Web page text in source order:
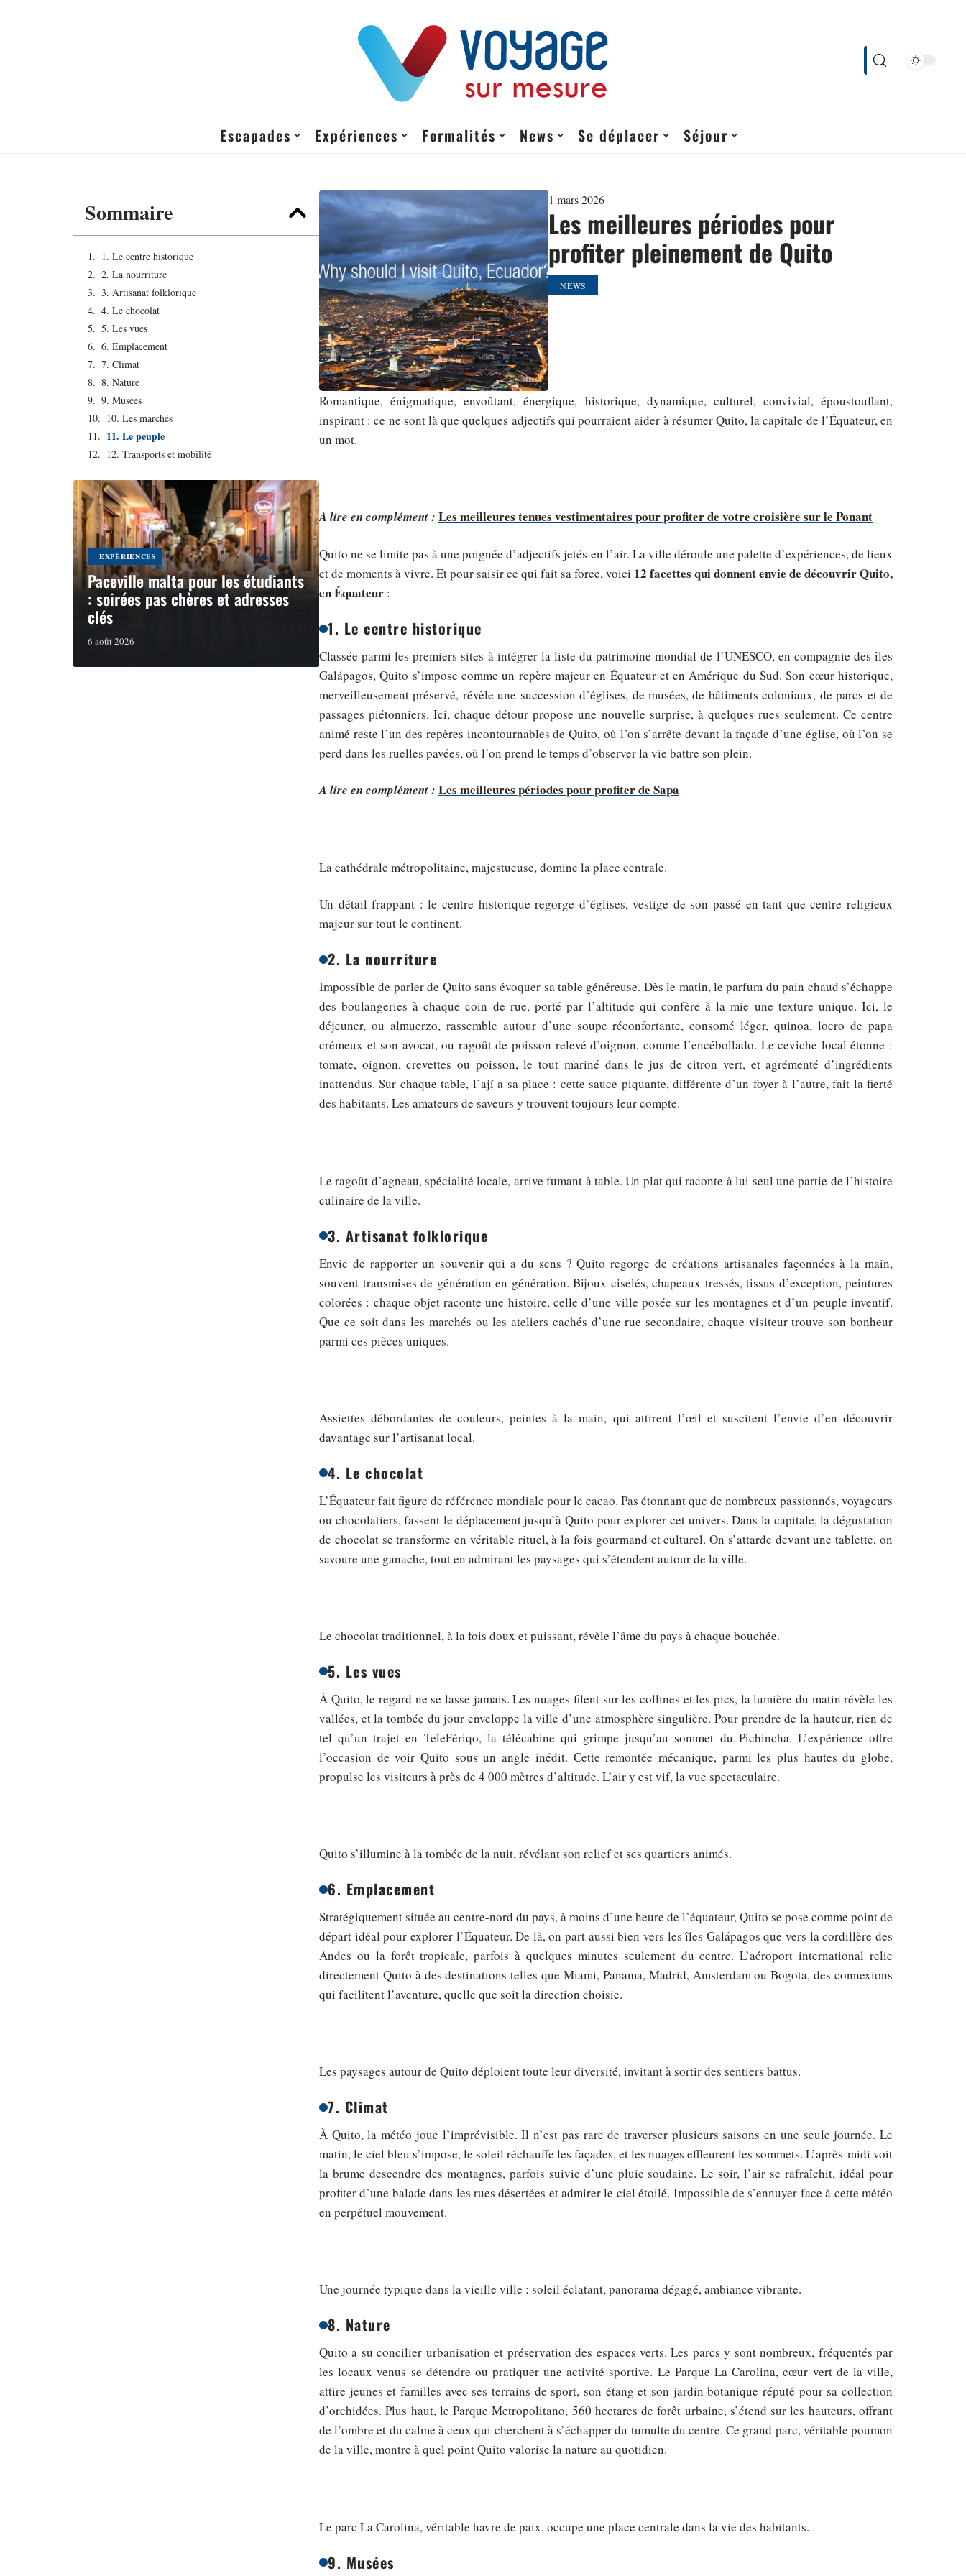
Escapades Expériences Formalités News Se déplacer Séjour
Sommaire
1. Le centre historique
2. La nourriture
3. Artisanat folklorique
4. Le chocolat
5. Les vues
6. Emplacement
7. Climat
8. Nature
9. Musées
10. Les marchés
11. Le peuple
12. Transports et mobilité
EXPÉRIENCES
Paceville malta pour les étudiants
: soirées pas chères et adresses
clés
6 août 2026
1 mars 2026
Les meilleures périodes pour
profiter pleinement de Quito
NEWS
Romantique, énigmatique, envoûtant, énergique, historique, dynamique, culturel, convivial, époustouflant,
inspirant : ce ne sont là que quelques adjectifs qui pourraient aider à résumer Quito, la capitale de l’Équateur, en
un mot.
A lire en complément : Les meilleures tenues vestimentaires pour profiter de votre croisière sur le Ponant
Quito ne se limite pas à une poignée d’adjectifs jetés en l’air. La ville déroule une palette d’expériences, de lieux
et de moments à vivre. Et pour saisir ce qui fait sa force, voici 12 facettes qui donnent envie de découvrir Quito,
en Équateur :
1. Le centre historique
Classée parmi les premiers sites à intégrer la liste du patrimoine mondial de l’UNESCO, en compagnie des îles
Galápagos, Quito s’impose comme un repère majeur en Équateur et en Amérique du Sud. Son cœur historique,
merveilleusement préservé, révèle une succession d’églises, de musées, de bâtiments coloniaux, de parcs et de
passages piétonniers. Ici, chaque détour propose une nouvelle surprise, à quelques rues seulement. Ce centre
animé reste l’un des repères incontournables de Quito, où l’on s’arrête devant la façade d’une église, où l’on se
perd dans les ruelles pavées, où l’on prend le temps d’observer la vie battre son plein.
A lire en complément : Les meilleures périodes pour profiter de Sapa
La cathédrale métropolitaine, majestueuse, domine la place centrale.
Un détail frappant : le centre historique regorge d’églises, vestige de son passé en tant que centre religieux
majeur sur tout le continent.
2. La nourriture
Impossible de parler de Quito sans évoquer sa table généreuse. Dès le matin, le parfum du pain chaud s’échappe
des boulangeries à chaque coin de rue, porté par l’altitude qui confère à la mie une texture unique. Ici, le
déjeuner, ou almuerzo, rassemble autour d’une soupe réconfortante, consomé léger, quinoa, locro de papa
crémeux et son avocat, ou ragoût de poisson relevé d’oignon, comme l’encébollado. Le ceviche local étonne :
tomate, oignon, crevettes ou poisson, le tout mariné dans le jus de citron vert, et agrémenté d’ingrédients
inattendus. Sur chaque table, l’ají a sa place : cette sauce piquante, différente d’un foyer à l’autre, fait la fierté
des habitants. Les amateurs de saveurs y trouvent toujours leur compte.
Le ragoût d’agneau, spécialité locale, arrive fumant à table. Un plat qui raconte à lui seul une partie de l’histoire
culinaire de la ville.
3. Artisanat folklorique
Envie de rapporter un souvenir qui a du sens ? Quito regorge de créations artisanales façonnées à la main,
souvent transmises de génération en génération. Bijoux ciselés, chapeaux tressés, tissus d’exception, peintures
colorées : chaque objet raconte une histoire, celle d’une ville posée sur les montagnes et d’un peuple inventif.
Que ce soit dans les marchés ou les ateliers cachés d’une rue secondaire, chaque visiteur trouve son bonheur
parmi ces pièces uniques.
Assiettes débordantes de couleurs, peintes à la main, qui attirent l’œil et suscitent l’envie d’en découvrir
davantage sur l’artisanat local.
4. Le chocolat
L’Équateur fait figure de référence mondiale pour le cacao. Pas étonnant que de nombreux passionnés, voyageurs
ou chocolatiers, fassent le déplacement jusqu’à Quito pour explorer cet univers. Dans la capitale, la dégustation
de chocolat se transforme en véritable rituel, à la fois gourmand et culturel. On s’attarde devant une tablette, on
savoure une ganache, tout en admirant les paysages qui s’étendent autour de la ville.
Le chocolat traditionnel, à la fois doux et puissant, révèle l’âme du pays à chaque bouchée.
5. Les vues
À Quito, le regard ne se lasse jamais. Les nuages filent sur les collines et les pics, la lumière du matin révèle les
vallées, et la tombée du jour enveloppe la ville d’une atmosphère singulière. Pour prendre de la hauteur, rien de
tel qu’un trajet en TeleFériqo, la télécabine qui grimpe jusqu’au sommet du Pichincha. L’expérience offre
l’occasion de voir Quito sous un angle inédit. Cette remontée mécanique, parmi les plus hautes du globe,
propulse les visiteurs à près de 4 000 mètres d’altitude. L’air y est vif, la vue spectaculaire.
Quito s’illumine à la tombée de la nuit, révélant son relief et ses quartiers animés.
6. Emplacement
Stratégiquement située au centre-nord du pays, à moins d’une heure de l’équateur, Quito se pose comme point de
départ idéal pour explorer l’Équateur. De là, on part aussi bien vers les îles Galápagos que vers la cordillère des
Andes ou la forêt tropicale, parfois à quelques minutes seulement du centre. L’aéroport international relie
directement Quito à des destinations telles que Miami, Panama, Madrid, Amsterdam ou Bogota, des connexions
qui facilitent l’aventure, quelle que soit la direction choisie.
Les paysages autour de Quito déploient toute leur diversité, invitant à sortir des sentiers battus.
7. Climat
À Quito, la météo joue l’imprévisible. Il n’est pas rare de traverser plusieurs saisons en une seule journée. Le
matin, le ciel bleu s’impose, le soleil réchauffe les façades, et les nuages effleurent les sommets. L’après-midi voit
la brume descendre des montagnes, parfois suivie d’une pluie soudaine. Le soir, l’air se rafraîchit, idéal pour
profiter d’une balade dans les rues désertées et admirer le ciel étoilé. Impossible de s’ennuyer face à cette météo
en perpétuel mouvement.
Une journée typique dans la vieille ville : soleil éclatant, panorama dégagé, ambiance vibrante.
8. Nature
Quito a su concilier urbanisation et préservation des espaces verts. Les parcs y sont nombreux, fréquentés par
les locaux venus se détendre ou pratiquer une activité sportive. Le Parque La Carolina, cœur vert de la ville,
attire jeunes et familles avec ses terrains de sport, son étang et son jardin botanique réputé pour sa collection
d’orchidées. Plus haut, le Parque Metropolitano, 560 hectares de forêt urbaine, s’étend sur les hauteurs, offrant
de l’ombre et du calme à ceux qui cherchent à s’échapper du tumulte du centre. Ce grand parc, véritable poumon
de la ville, montre à quel point Quito valorise la nature au quotidien.
Le parc La Carolina, véritable havre de paix, occupe une place centrale dans la vie des habitants.
9. Musées